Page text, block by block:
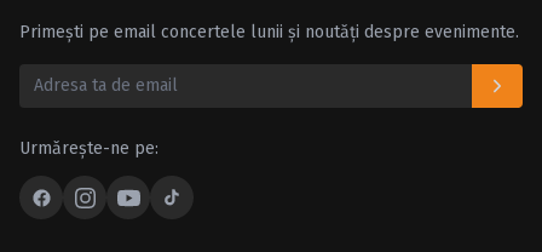
Primești pe email concertele lunii și noutăți despre evenimente.
Urmărește-ne pe: